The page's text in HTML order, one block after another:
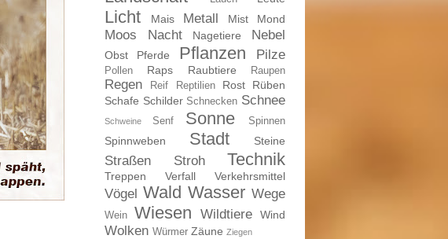
Licht Mais Metall Mist Mond
Moos Nacht Nagetiere Nebel
Obst Pferde Pflanzen Pilze
Pollen Raps Raubtiere Raupen
Regen Reif Reptilien Rost
Rüben
Schafe Schilder Schnecken Schnee
Schweine Senf Sonne Spinnen
Spinnweben Stadt Steine
Straßen Stroh Technik
Treppen Verfall Verkehrsmittel
Vögel Wald Wasser Wege
Wein Wiesen Wildtiere Wind
Wolken Würmer Zäune Ziegen